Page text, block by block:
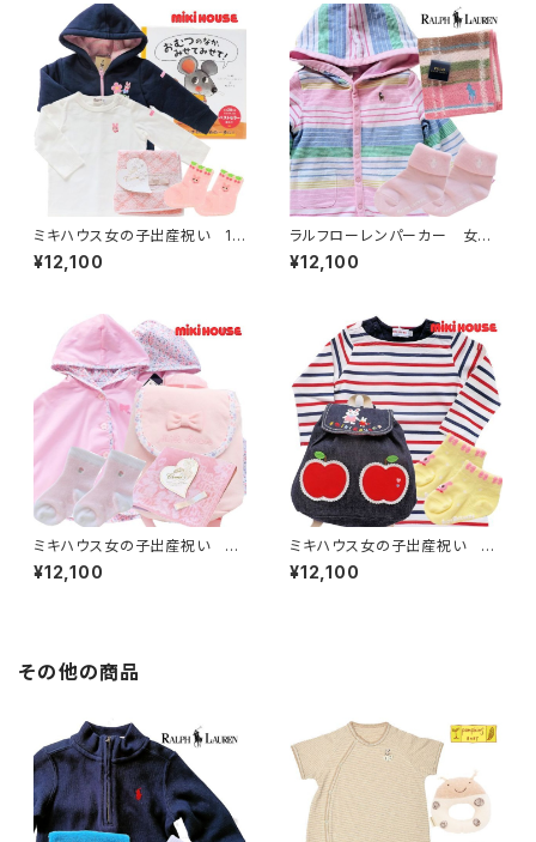
ミキハウス女の子出産祝い 1
歳ベビー服2着と絵本セット
¥12,100
ラルフローレンパーカー 女の
子出産祝い パーカーギフトセ
ット
¥12,100
ミキハウス女の子出産祝い リ
バーシブルポンチョとリュックセ
ット
¥12,100
ミキハウス女の子出産祝い ボ
ーダーワンピースとリュック1歳
おでかけセット
¥12,100
その他の商品